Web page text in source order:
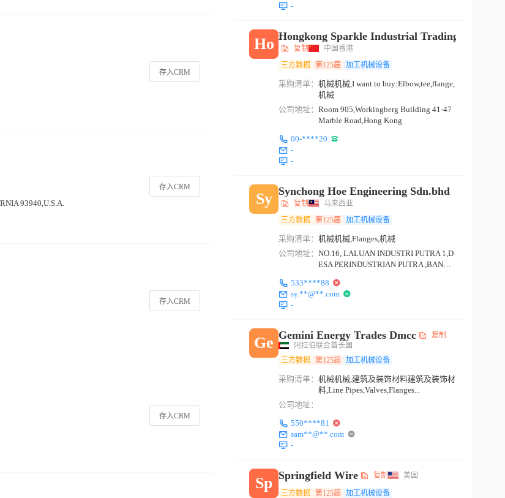
存入CRM
93940,U.S.A.
存入CRM
存入CRM
存入CRM
-
Ho Hongkong Sparkle Industrial Trading Co.,ltd
复制
中国香港
三方数据 第125届 加工机械设备
采购清单：机械机械,I want to buy:Elbow,tee,flange,
机械
公司地址：Room 905,Workingberg Building 41-47
Marble Road,Hong Kong
00-****20
-
-
Sy Synchong Hoe Engineering Sdn.bhd
复制
马来西亚
三方数据 第125届 加工机械设备
采购清单：机械机械,Flanges,机械
公司地址：NO.16, LALUAN INDUSTRI PUTRA 1,D
ESA PERINDUSTRIAN PUTRA ,BANDA
533****88
sy.**@**.com
-
Ge Gemini Energy Trades Dmcc
复制
阿拉伯联合酋长国
三方数据 第125届 加工机械设备
采购清单：机械机械,建筑及装饰材料建筑及装饰材
料,Line Pipes,Valves,Flanges...
公司地址：
550****81
sam**@**.com
-
Sp Springfield Wire 复制 美国
三方数据 第125届 加工机械设备